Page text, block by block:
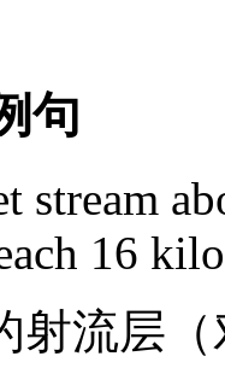
句
stream
16
射流层